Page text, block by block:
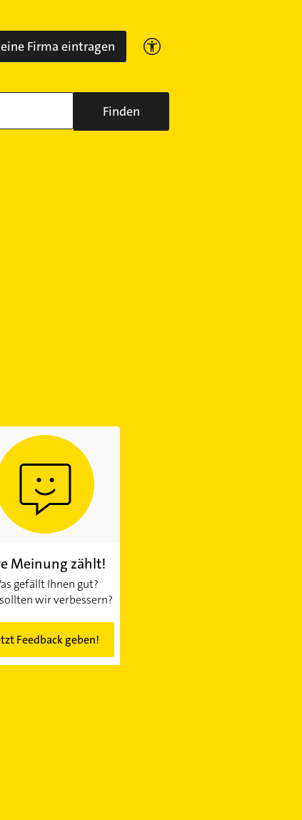
Firma eintragen
Finden
Meinung zählt!
gefällt Ihnen gut?
wir verbessern?
Feedback geben!